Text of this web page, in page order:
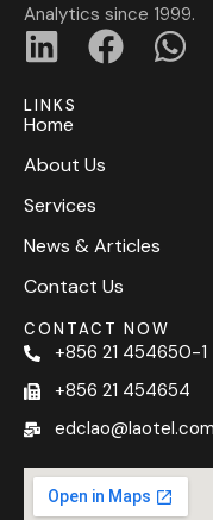
Analytics since 1999.
LINKS
Home
About Us
Services
News & Articles
Contact Us
CONTACT NOW
+856 21 454650-1
+856 21 454654
edclao@laotel.com